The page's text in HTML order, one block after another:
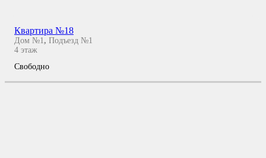
Квартира №18
Дом №1, Подъезд №1
4 этаж
Свободно